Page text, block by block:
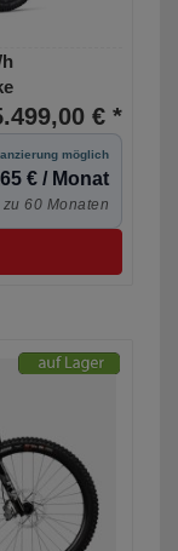
€ *
möglich
€ / Monat
60 Monaten